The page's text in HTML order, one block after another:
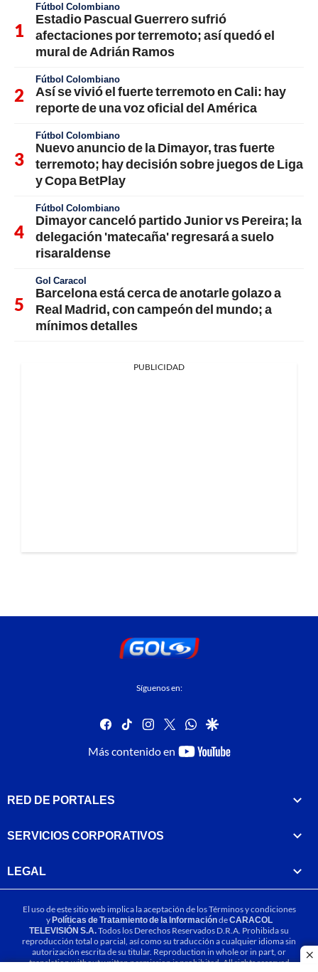
Fútbol Colombiano
Estadio Pascual Guerrero sufrió
afectaciones por terremoto; así quedó el
mural de Adrián Ramos
Fútbol Colombiano
Así se vivió el fuerte terremoto en Cali: hay
reporte de una voz oficial del América
Fútbol Colombiano
Nuevo anuncio de la Dimayor, tras fuerte
terremoto; hay decisión sobre juegos de Liga
y Copa BetPlay
Fútbol Colombiano
Dimayor canceló partido Junior vs Pereira; la
delegación 'matecaña' regresará a suelo
risaraldense
Gol Caracol
Barcelona está cerca de anotarle golazo a
Real Madrid, con campeón del mundo; a
mínimos detalles
PUBLICIDAD
Síguenos en:
facebook
tiktok instagram
twitterwhatsapp
google
Más contenido en
youtube-
RED DE PORTALES
SERVICIOS CORPORATIVOS
LEGAL
El uso de este sitio web implica la aceptación de losTérminos y condiciones
yPolíticas de Tratamiento de la InformacióndeCARACOL
TELEVISIÓN S.A.Todos los Derechos Reservados D.R.A. Prohibida su
reproducción total o parcial, así como su traducción a cualquier idioma sin
autorización escrita de su titular. Reproduction in whole or in part, or
translation without written permission is prohibited. All rights reserved